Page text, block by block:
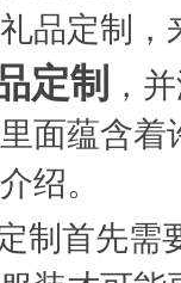
品定制，
定制
，
面蕴含
绍。
制首先需